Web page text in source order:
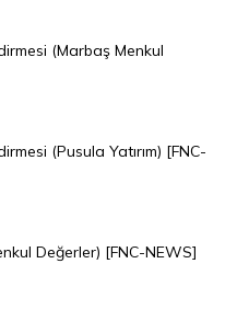
(Marbaş Menkul
(Pusula Yatırım) [FNC-
Değerler) [FNC-NEWS]